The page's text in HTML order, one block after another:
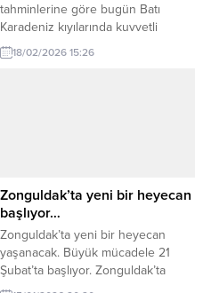
tahminlerine göre bugün Batı
Karadeniz kıyılarında kuvvetli
rüzgar ve fırtına bekleniyor. Yapılan
son değerlendirmelere göre;
ulaşımda aksamalar, çatı uçması,
ağaç devrilmesi,...
18/02/2026 15:26
Zonguldak’ta yeni bir heyecan
başlıyor…
Zonguldak’ta yeni bir heyecan
yaşanacak. Büyük mücadele 21
Şubat’ta başlıyor. Zonguldak’ta
2025-2026 sezonu İkinci Amatör